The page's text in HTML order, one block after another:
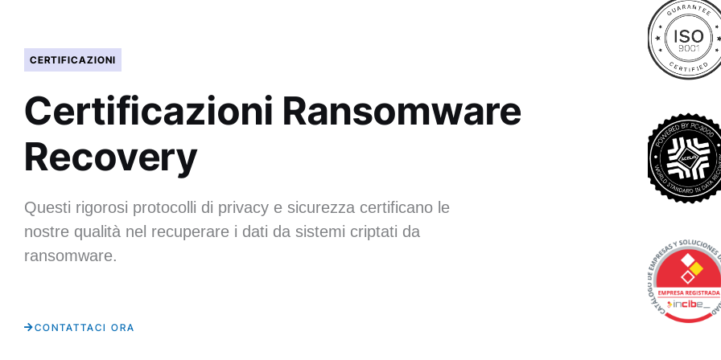
CERTIFICAZIONI
Certificazioni Ransomware
Recovery
Questi rigorosi protocolli di privacy e sicurezza certificano le
nostre qualità nel recuperare i dati da sistemi criptati da
ransomware.
CONTATTACI ORA